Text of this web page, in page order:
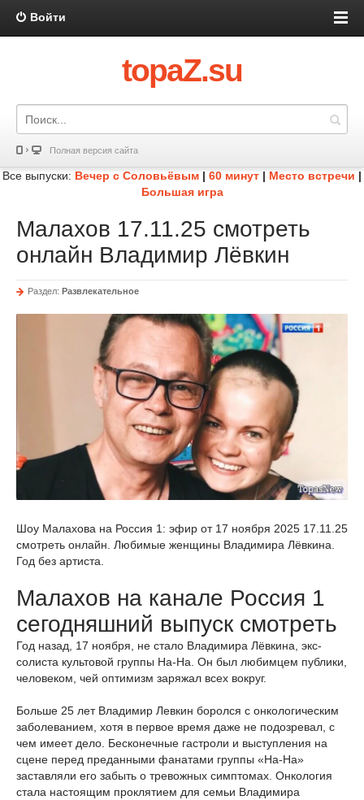
Войти
topaZ.su
Полная версия сайта
Все выпуски: Вечер с Соловьёвым | 60 минут | Место встречи |
Большая игра
Малахов 17.11.25 смотреть
онлайн Владимир Лёвкин
Раздел: Развлекательное
Шоу Малахова на Россия 1: эфир от 17 ноября 2025 17.11.25
смотреть онлайн. Любимые женщины Владимира Лёвкина.
Год без артиста.
Малахов на канале Россия 1
сегодняшний выпуск смотреть
Год назад, 17 ноября, не стало Владимира Лёвкина, экс-
солиста культовой группы На-На. Он был любимцем публики,
человеком, чей оптимизм заряжал всех вокруг.
Больше 25 лет Владимир Левкин боролся с онкологическим
заболеванием, хотя в первое время даже не подозревал, с
чем имеет дело. Бесконечные гастроли и выступления на
сцене перед преданными фанатами группы «На-На»
заставляли его забыть о тревожных симптомах. Онкология
стала настоящим проклятием для семьи Владимира